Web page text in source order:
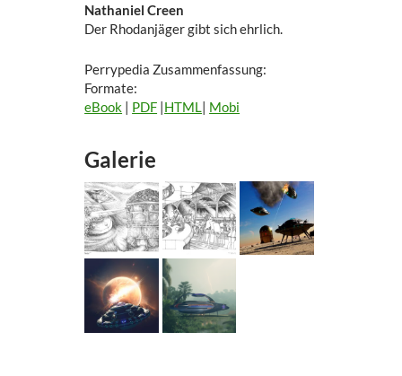
Nathaniel Creen
Der Rhodanjäger gibt sich ehrlich.
Perrypedia Zusammenfassung:
Formate:
eBook | PDF |HTML| Mobi
Galerie